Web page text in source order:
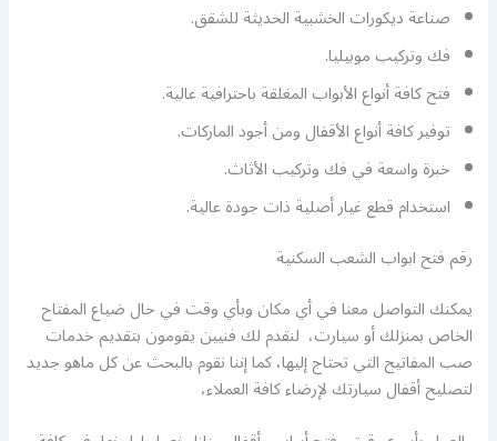
صناعة ديكورات الخشبية الحديثة للشقق.
فك وتركيب موبيليا.
فتح كافة أنواع الأبواب المغلقة باحترافية عالية.
توفير كافة أنواع الأقفال ومن أجود الماركات.
خبرة واسعة في فك وتركيب الأثاث.
استخدام قطع غيار أصلية ذات جودة عالية.
رقم فتح ابواب الشعب السكنية
يمكنك التواصل معنا في أي مكان وبأي وقت في حال ضياع المفتاح
الخاص بمنزلك أو سيارت، لنقدم لك فنيين يقومون بتقديم خدمات
صب المفاتيح التي تحتاج إليها، كما إننا نقوم بالبحث عن كل ماهو جديد
لتصليح أقفال سيارتك لإرضاء كافة العملاء،